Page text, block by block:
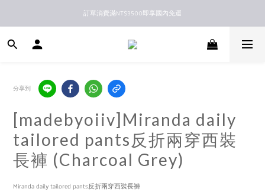
新馬港澳順豐到付配送
訂單消費滿NT$3500即享國內免運
新馬港澳順豐到付配送
分享到
[madebyoiiv]Miranda daily
tailored pants反折兩穿西裝
長褲 (Charcoal Grey)
Miranda daily tailored pants反折兩穿西裝長褲